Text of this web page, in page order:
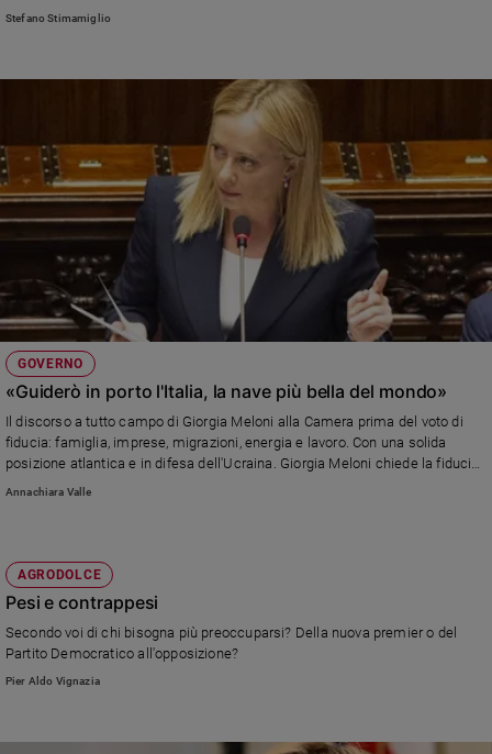
Stimamiglio)
Stefano Stimamiglio
GOVERNO
«Guiderò in porto l'Italia, la nave più bella del mondo»
Il discorso a tutto campo di Giorgia Meloni alla Camera prima del voto di
fiducia: famiglia, imprese, migrazioni, energia e lavoro. Con una solida
posizione atlantica e in difesa dell'Ucraina. Giorgia Meloni chiede la fiducia
con un discorso di oltre un'ora
Annachiara Valle
AGRODOLCE
Pesi e contrappesi
Secondo voi di chi bisogna più preoccuparsi? Della nuova premier o del
Partito Democratico all'opposizione?
Pier Aldo Vignazia